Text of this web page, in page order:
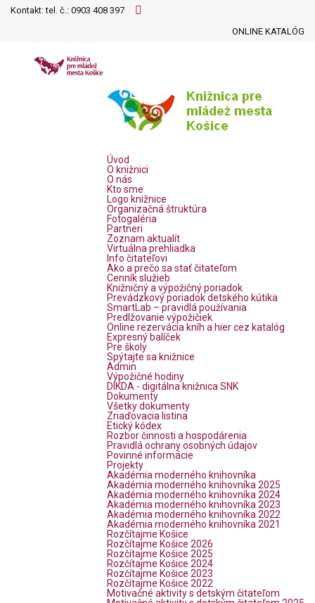
Kontakt: tel. č.: 0903 408 397
ONLINE KATALÓG
Úvod
O knižnici
O nás
Kto sme
Logo knižnice
Organizačná štruktúra
Fotogaléria
Partneri
Zoznam aktualít
Virtuálna prehliadka
Info čitateľovi
Ako a prečo sa stať čitateľom
Cenník služieb
Knižničný a výpožičný poriadok
Prevádzkový poriadok detského kútika
SmartLab – pravidlá používania
Predlžovanie výpožičiek
Online rezervácia kníh a hier cez katalóg
Expresný balíček
Pre školy
Spýtajte sa knižnice
Admin
Výpožičné hodiny
DIKDA - digitálna knižnica SNK
Dokumenty
Všetky dokumenty
Zriaďovacia listina
Etický kódex
Rozbor činnosti a hospodárenia
Pravidlá ochrany osobných údajov
Povinné informácie
Projekty
Akadémia moderného knihovníka
Akadémia moderného knihovníka 2025
Akadémia moderného knihovníka 2024
Akadémia moderného knihovníka 2023
Akadémia moderného knihovníka 2022
Akadémia moderného knihovníka 2021
Rozčítajme Košice
Rozčítajme Košice 2026
Rozčítajme Košice 2025
Rozčítajme Košice 2024
Rozčítajme Košice 2023
Rozčítajme Košice 2022
Motivačné aktivity s detským čitateľom